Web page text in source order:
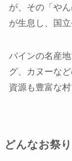
が、その「や
が生息し、国
パインの名産
グ、カヌーな
資源も豊富な村
どんなお祭り